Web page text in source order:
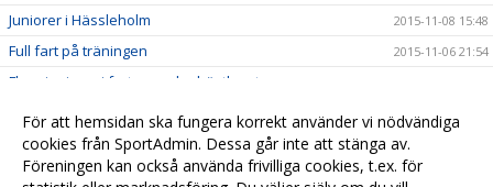
Juniorer i Hässleholm 2015-11-08 15:48
Full fart på träningen 2015-11-06 21:54
Flera juniorer i farten under höstlovet
Fint träningsläger i Enebyberg 2015-10-31 20:02
Jämna matcher i Växjö för P-15 2015-10-18 19:56
Säker vinst för P-15 2015-10-17 16:30
För att hemsidan ska fungera korrekt använder vi nödvändiga
cookies från SportAdmin. Dessa går inte att stänga av.
Föreningen kan också använda frivilliga cookies, t.ex. för